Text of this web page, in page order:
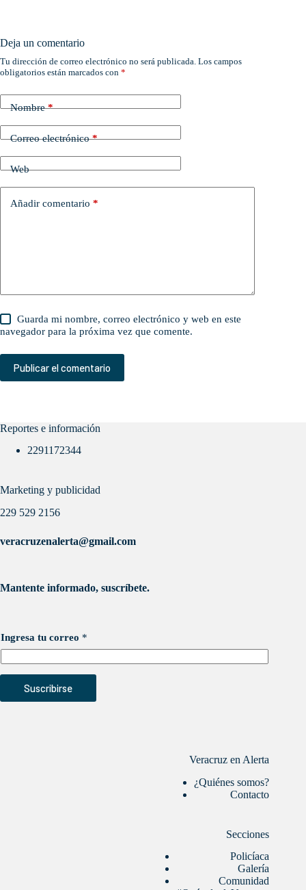
Deja un comentario
Tu dirección de correo electrónico no será publicada. Los campos
obligatorios están marcados con *
Nombre*
Correo electrónico*
Web
Añadir comentario *
Guarda mi nombre, correo electrónico y web en este
navegador para la próxima vez que comente.
Publicar el comentario
Reportes e información
2291172344
Marketing y publicidad
229 529 2156
veracruzenalerta@gmail.com
Mantente informado, suscríbete.
Ingresa tu correo *
Suscribirse
Veracruz en Alerta
¿Quiénes somos?
Contacto
Secciones
Policíaca
Galería
Comunidad